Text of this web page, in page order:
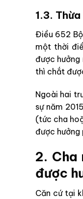
1.3.
Điều 652
một thời
được
thì chắt
Ngoài hai
sự năm
(tức cha
được hưởng
2. Cha
được
Căn cứ tại